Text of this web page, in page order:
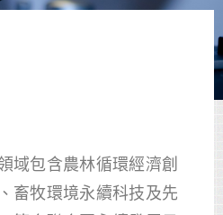
域包含農林循環經濟創
畜牧環境永續科技及先